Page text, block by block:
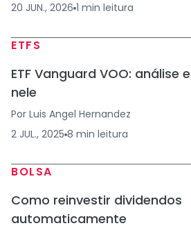
20 JUN., 2026 1 min leitura
ETFS
ETF Vanguard VOO: análise
nele
Por Luis Angel Hernandez
2 JUL., 2025 8 min leitura
BOLSA
Como reinvestir dividendos
automaticamente